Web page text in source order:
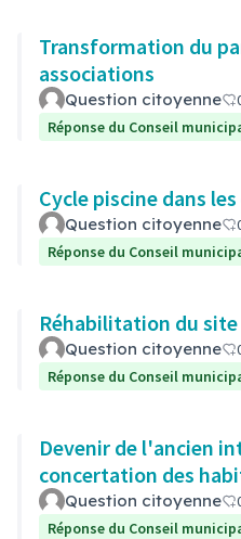
Transformation du
associations
Question citoyenne
Réponse du Conseil
Cycle piscine dans
Question citoyenne
Réponse du Conseil
Réhabilitation du site
Question citoyenne
Réponse du Conseil
Devenir de l'ancien
concertation des
Question citoyenne
Réponse du Conseil